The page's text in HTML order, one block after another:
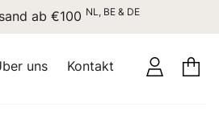
ab €100NL, BE & DE
uns Kontakt